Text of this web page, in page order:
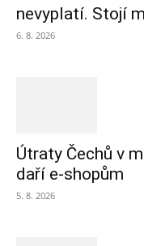
nevyplatí. Stojí
6. 8. 2026
Útraty Čechů v
daří e-shopům
5. 8. 2026